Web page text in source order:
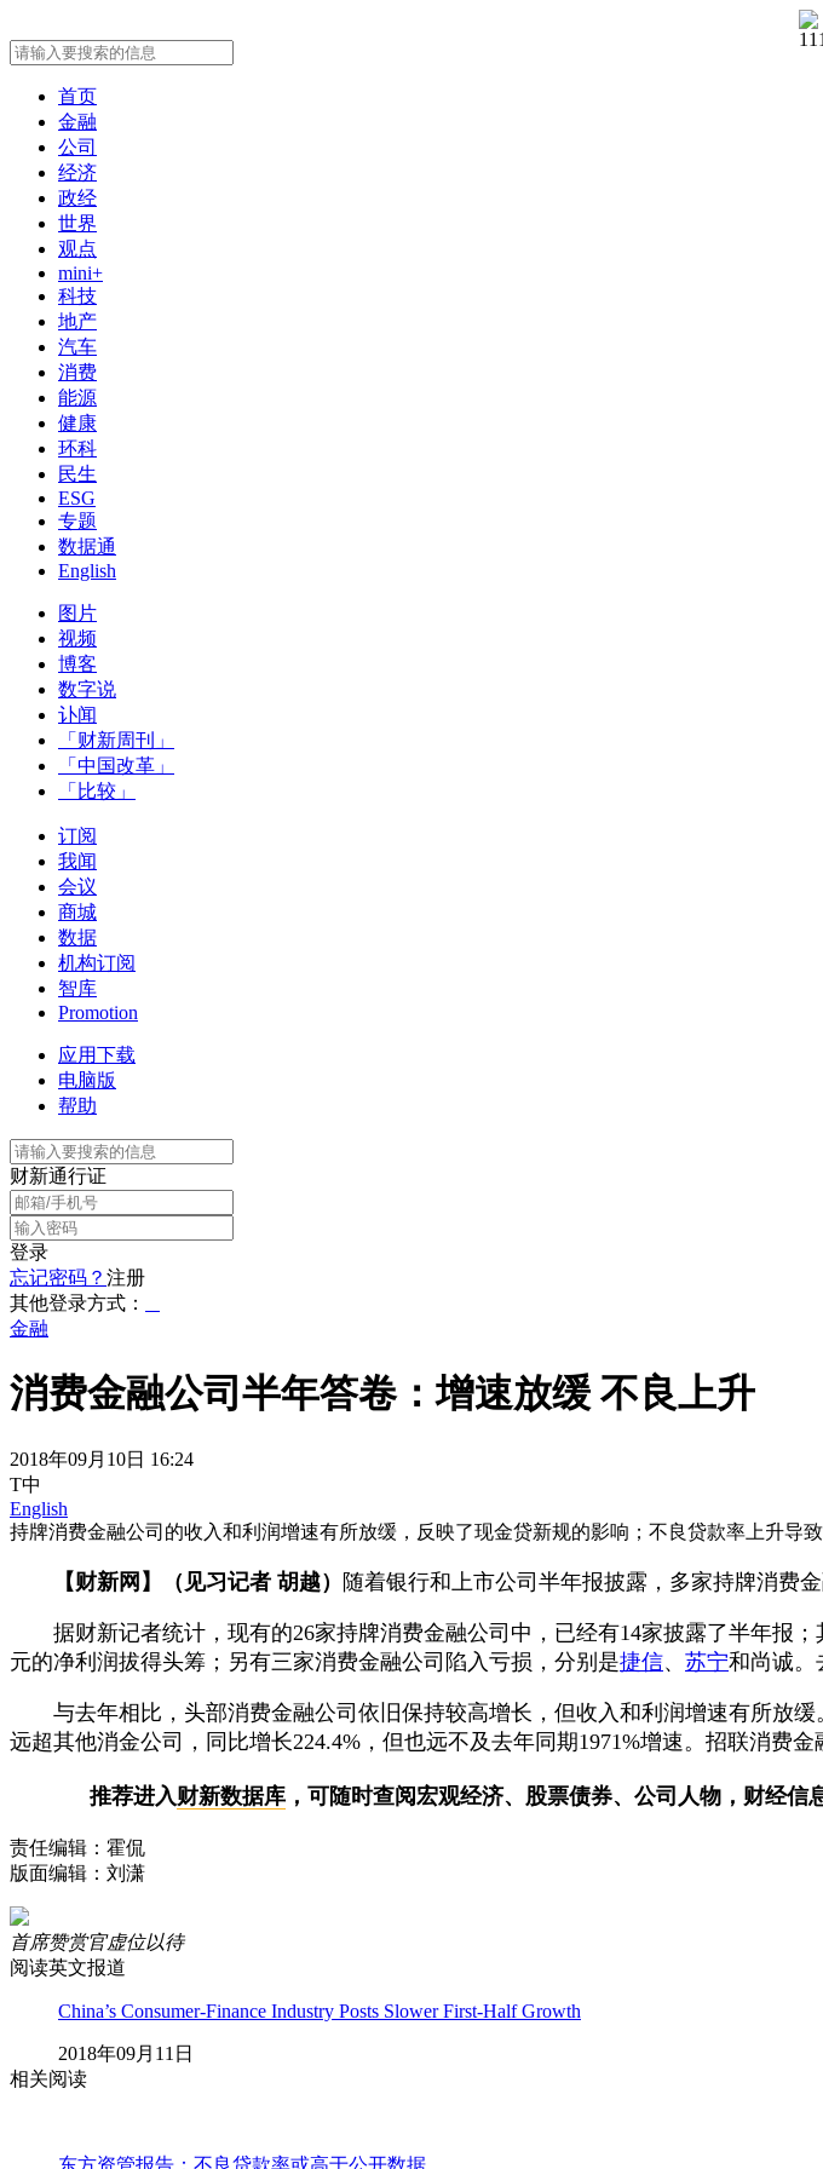
首页
金融
公司
经济
政经
世界
观点
mini+
科技
地产
汽车
消费
能源
健康
环科
民生
ESG
专题
数据通
English
图片
视频
博客
数字说
讣闻
「财新周刊」
「中国改革」
「比较」
订阅
我闻
会议
商城
数据
机构订阅
智库
Promotion
应用下载
电脑版
帮助
财新通行证
登录
忘记密码？ 注册
其他登录方式：
金融
消费金融公司半年答卷：增速放缓 不良上升
2018年09月10日 16:24
T中
English
持牌消费金融公司的收入和利润增速有所放缓，反映了现金贷新规的影响；不良贷款率上升导
【财新网】（见习记者 胡越） 随着银行和上市公司半年报披露，多家持牌消费
据财新记者统计，现有的26家持牌消费金融公司中，已经有14家披露了半年报；
元的净利润拔得头筹；另有三家消费金融公司陷入亏损，分别是捷信、 苏宁和尚诚。
与去年相比，头部消费金融公司依旧保持较高增长，但收入和利润增速有所放缓
远超其他消金公司，同比增长224.4%，但也远不及去年同期1971%增速。招联消费金
推荐进入财新数据库 ，可随时查阅宏观经济、股票债券、公司人物，财经信
责任编辑：霍侃
版面编辑：刘潇
首席赞赏官虚位以待
阅读英文报道
China’s Consumer-Finance Industry Posts Slower First-Half Growth
2018年09月11日
相关阅读
东方资管报告：不良贷款率或高于公开数据